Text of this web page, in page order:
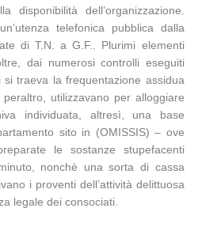
disponibilità dell’organizzazione.
telefonica pubblica dalla
di T.N. a G.F.. Plurimi elementi
dai numerosi controlli eseguiti
traeva la frequentazione assidua
utilizzavano per alloggiare
individuata, altresì, una base
sito in (OMISSIS) – ove
le sostanze stupefacenti
nonchè una sorta di cassa
i proventi dell’attività delittuosa
legale dei consociati.